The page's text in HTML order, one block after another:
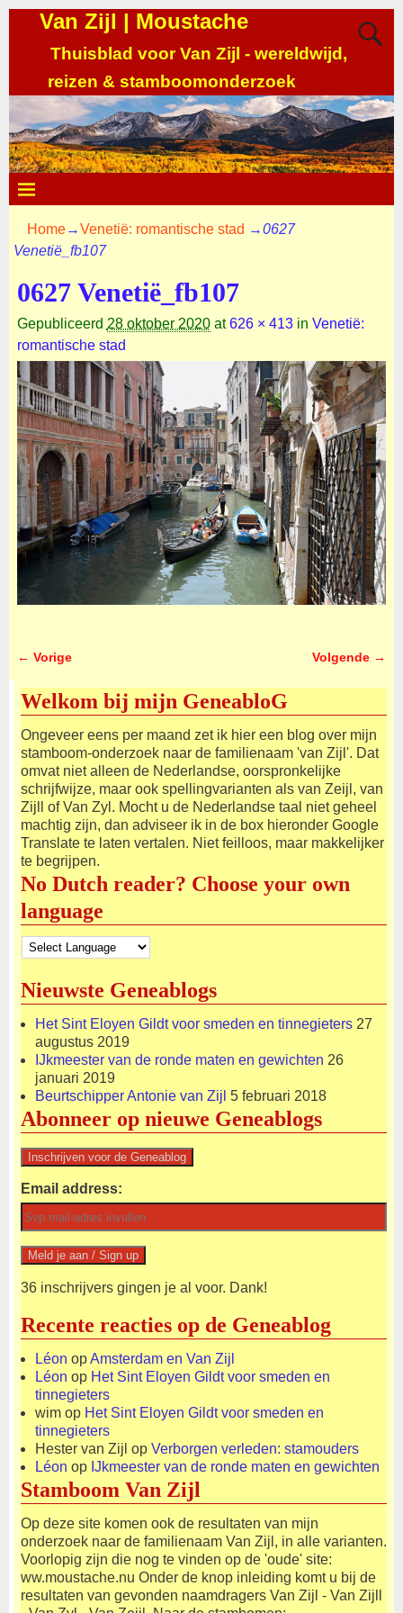
Van Zijl | Moustache
Thuisblad voor Van Zijl - wereldwijd,
reizen & stamboomonderzoek
Home→Venetië: romantische stad →0627
Venetië_fb107
0627 Venetië_fb107
Gepubliceerd 28 oktober 2020at626 × 413in Venetië:
romantische stad
← Vorige Volgende →
Welkom bij mijn GeneabloG
Ongeveer eens per maand zet ik hier een blog over mijn
stamboom-onderzoek naar de familienaam 'van Zijl'. Dat
omvat niet alleen de Nederlandse, oorspronkelijke
schrijfwijze, maar ook spellingvarianten als van Zeijl, van
Zijll of Van Zyl. Mocht u de Nederlandse taal niet geheel
machtig zijn, dan adviseer ik in de box hieronder Google
Translate te laten vertalen. Niet feilloos, maar makkelijker
te begrijpen.
No Dutch reader? Choose your own
language
Nieuwste Geneablogs
Het Sint Eloyen Gildt voor smeden en tinnegieters 27
augustus 2019
IJkmeester van de ronde maten en gewichten 26
januari 2019
Beurtschipper Antonie van Zijl 5 februari 2018
Abonneer op nieuwe Geneablogs
Email address:
36 inschrijvers gingen je al voor. Dank!
Recente reacties op de Geneablog
Léon opAmsterdam en Van Zijl
Léon op Het Sint Eloyen Gildt voor smeden en
tinnegieters
wim op Het Sint Eloyen Gildt voor smeden en
tinnegieters
Hester van Zijl op Verborgen verleden: stamouders
Léon op IJkmeester van de ronde maten en gewichten
Stamboom Van Zijl
Op deze site komen ook de resultaten van mijn
onderzoek naar de familienaam Van Zijl, in alle varianten.
Voorlopig zijn die nog te vinden op de 'oude' site:
ww.moustache.nu Onder de knop inleiding komt u bij de
resultaten van gevonden naamdragers Van Zijl - Van Zijll